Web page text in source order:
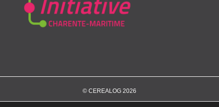
© CEREALOG 2026